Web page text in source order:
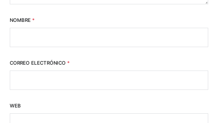
NOMBRE *
CORREO ELECTRÓNICO *
WEB